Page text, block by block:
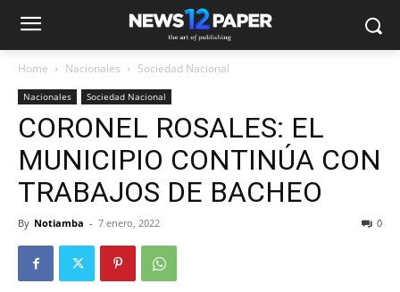
Home Nacionales Sociedad Nacional
Nacionales Sociedad Nacional
CORONEL ROSALES: EL
MUNICIPIO CONTINÚA CON
TRABAJOS DE BACHEO
By Notiamba - 7 enero, 2022 0